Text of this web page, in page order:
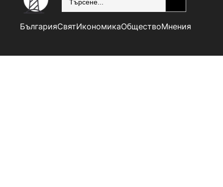
БългарияСвятИкономикаОбществоМнения